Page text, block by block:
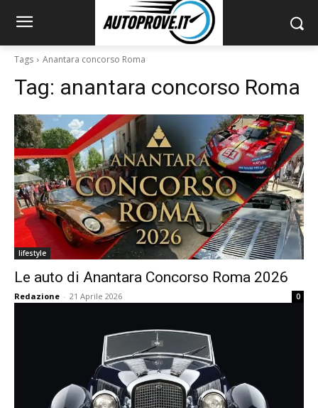
Tags Anantara concorso Roma
Tag: anantara concorso Roma
lifestyle
Le auto di Anantara Concorso Roma 2026
Redazione - 21 Aprile 2026 0